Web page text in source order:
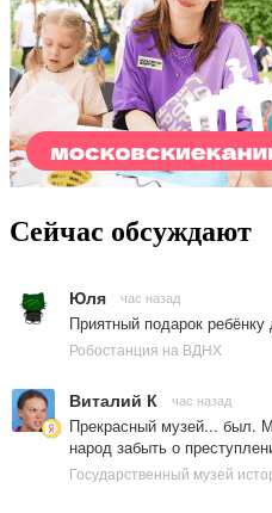
Сейчас обсуждают
Юля час назад
Приятный подарок
Робостанция на ВДНХ
Виталий К час назад
Прекрасный музей... был.
народ забыть о
Государственный музей